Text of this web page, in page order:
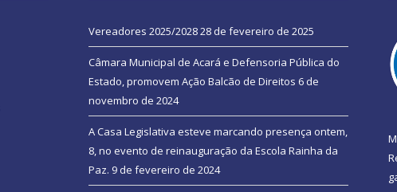
Vereadores 2025/202828 de fevereiro de 2025
Câmara Municipal de Acará e Defensoria Pública do
Estado, promovem Ação Balcão de Direitos 6 de
novembro de 2024
A Casa Legislativa esteve marcando presença ontem,
8, no evento de reinauguração da Escola Rainha da
Paz. 9 de fevereiro de 2024